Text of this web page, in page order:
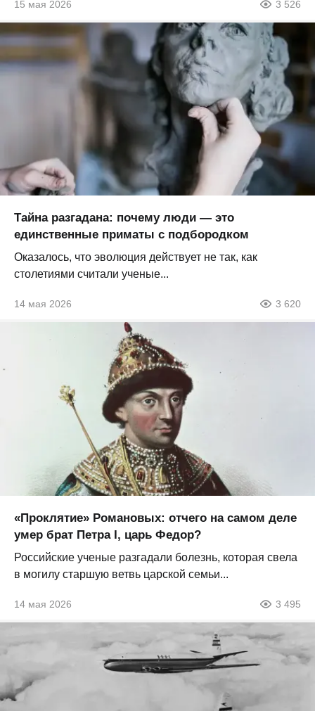
15 мая 2026 3 526
Тайна разгадана: почему люди — это
единственные приматы с подбородком
Оказалось, что эволюция действует не так, как
столетиями считали ученые...
14 мая 2026 3 620
«Проклятие» Романовых: отчего на самом деле
умер брат Петра I, царь Федор?
Российские ученые разгадали болезнь, которая свела
в могилу старшую ветвь царской семьи...
14 мая 2026 3 495